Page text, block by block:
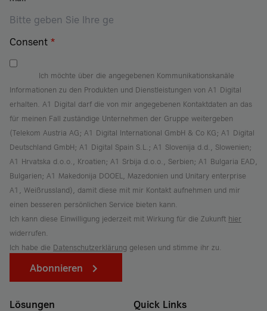
Consent *
Ich möchte über die angegebenen Kommunikationskanäle
Informationen zu den Produkten und Dienstleistungen von A1 Digital
erhalten. A1 Digital darf die von mir angegebenen Kontaktdaten an das
für meinen Fall zuständige Unternehmen der Gruppe weitergeben
(Telekom Austria AG; A1 Digital International GmbH & Co KG; A1 Digital
Deutschland GmbH; A1 Digital Spain S.L.; A1 Slovenija d.d., Slowenien;
A1 Hrvatska d.o.o., Kroatien; A1 Srbija d.o.o., Serbien; A1 Bulgaria EAD,
Bulgarien; A1 Makedonija DOOEL, Mazedonien und Unitary enterprise
A1, Weißrussland), damit diese mit mir Kontakt aufnehmen und mir
einen besseren persönlichen Service bieten kann.
Ich kann diese Einwilligung jederzeit mit Wirkung für die Zukunft hier
widerrufen.
Ich habe die Datenschutzerklärung gelesen und stimme ihr zu.
Abonnieren
Lösungen Quick Links